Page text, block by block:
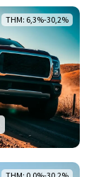
THM: 6,3%-30,2%